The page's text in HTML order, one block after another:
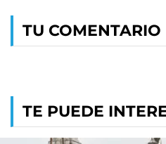
TU COMENTARIO
TE PUEDE